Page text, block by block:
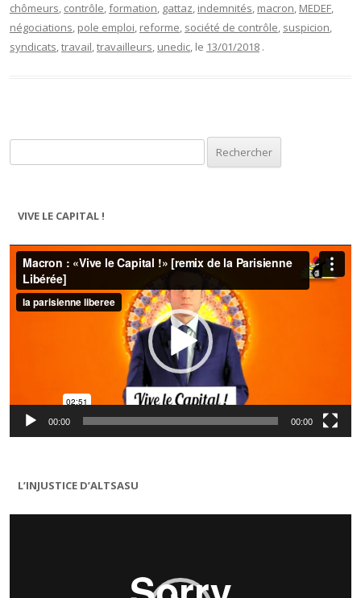
chômeurs, contrôle,formation, gattaz, indemnités, macron, MEDEF,
négociations, pole emploi, reforme, société de contrôle, suspicion,
syndicats,travail,travailleurs, unedic, le 13/01/2018 .
VIVE LE CAPITAL !
Lecteur
vidéo
00:00 00:00
L’INJUSTICE D’ALTSASU
Lecteur